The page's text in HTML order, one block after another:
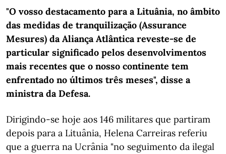
"O vosso destacamento para a Lituânia, no âmbito
das medidas de tranquilização (Assurance
Mesures) da Aliança Atlântica reveste-se de
particular significado pelos desenvolvimentos
mais recentes que o nosso continente tem
enfrentado no últimos três meses", disse a
ministra da Defesa.
Dirigindo-se hoje aos 146 militares que partiram
depois para a Lituânia, Helena Carreiras referiu
que a guerra na Ucrânia "no seguimento da ilegal